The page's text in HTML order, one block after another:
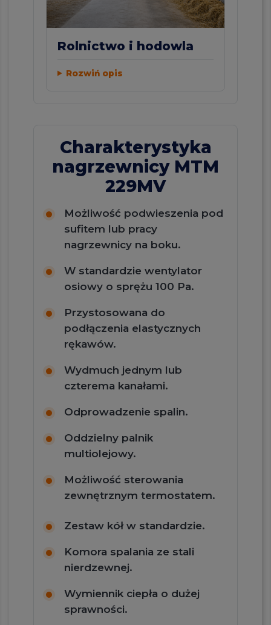
Rolnictwo i hodowla
Rozwiń opis
Charakterystyka
nagrzewnicy MTM
229MV
Możliwość podwieszenia pod
sufitem lub pracy
nagrzewnicy na boku.
W standardzie wentylator
osiowy o sprężu 100 Pa.
Przystosowana do
podłączenia elastycznych
rękawów.
Wydmuch jednym lub
czterema kanałami.
Odprowadzenie spalin.
Oddzielny palnik
multiolejowy.
Możliwość sterowania
zewnętrznym termostatem.
Zestaw kół w standardzie.
Komora spalania ze stali
nierdzewnej.
Wymiennik ciepła o dużej
sprawności.